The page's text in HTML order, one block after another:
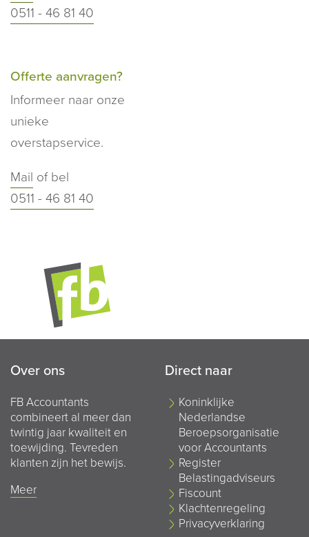
0511 - 46 81 40
Offerte aanvragen?
Informeer naar onze
unieke
overstapservice.
Mail of bel
0511 - 46 81 40
Over ons
FB Accountants
combineert al meer dan
twintig jaar kwaliteit en
toewijding. Tevreden
klanten zijn het bewijs.
Meer
Direct naar
Koninklijke
Nederlandse
Beroepsorganisatie
voor Accountants
Register
Belastingadviseurs
Fiscount
Klachtenregeling
Privacyverklaring